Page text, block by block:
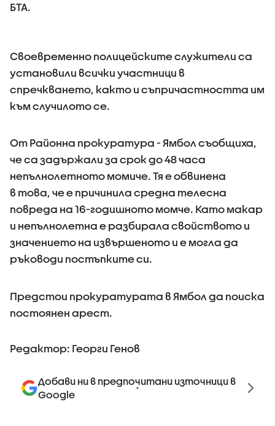
БТА.
Своевременно полицейските служители са
установили всички участници в
спречкването, както и съпричастността им
към случилото се.
От Районна прокуратура - Ямбол съобщиха,
че са задържали за срок до 48 часа
непълнолетното момиче. Тя е обвинена
в това, че е причинила средна телесна
повреда на 16-годишното момче. Като макар
и непълнолетна е разбирала свойството и
значението на извършеното и е могла да
ръководи постъпките си.
Предстои прокуратурата в Ямбол да поиска
постоянен арест.
Редактор: Георги Генов
Добави ни в предпочитани източници в
Google